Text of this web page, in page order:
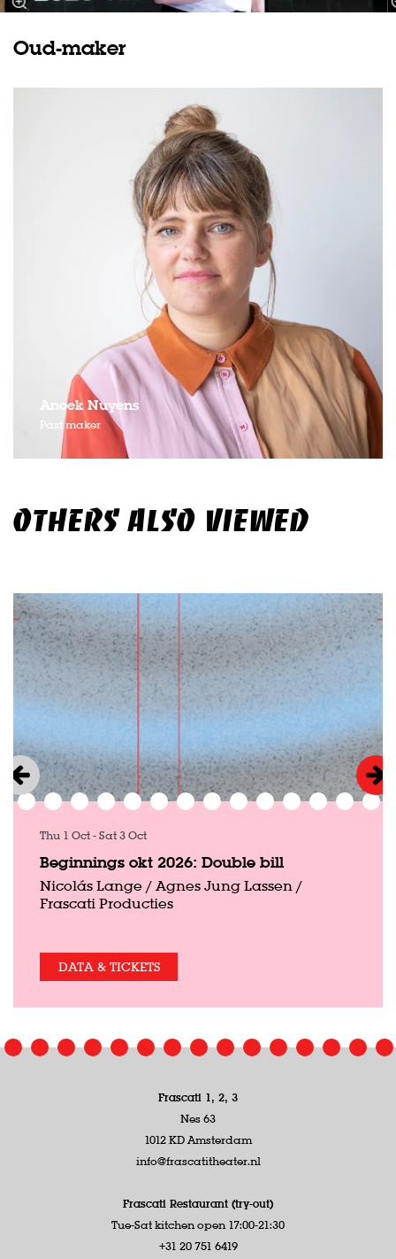
Oud-maker
Anoek Nuyens
Past maker
OTHERS ALSO VIEWED
Beginnings okt 2026: Double bill
Nicolás Lange / Agnes Jung Lassen /
Frascati Producties
Thu 1 Oct-Sat 3 Oct
DATA & TICKETS
Frascati 1, 2, 3
Nes 63
1012 KD Amsterdam
info@frascatitheater.nl
Frascati Restaurant (try-out)
Tue-Sat kitchen open 17:00-21:30
+31 20 751 6419